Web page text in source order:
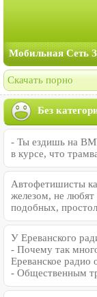
Мобильная Сеть
Скачать порно
Без
- Ты ездишь на
в курсе, что
Автофетишисты
железом, не
подобных,
У Ереванского
- Почему так
Ереванское радио
- Общественным